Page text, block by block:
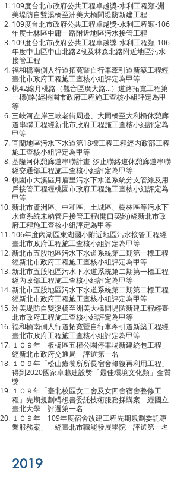
109度台北市政府公共工程卓越獎-水利工程類-洲
美堤防自雙溪橋至洲美大橋間堤防新建工程
109度台北市政府公共工程卓越獎-水利工程類-106
年度士林區中庸一路附近地區污水接管工程
109度台北市政府公共工程卓越獎-水利工程類-106
年度中山區中山北路2段及林森北路附近地區污水
接管工程
福和橋南側人行道拓寬暨自行車牽引道新築工程經
臺北市政府工程施工查核小組評定為甲等
桃42線月桃路（觀音區廣大路...）道路拓寬工程第
一標(略)經桃園市政府工程施工查核小組評定為甲
等
三峽河左岸三峽老街周邊、大同橋至大利橋休憩廊
道串聯工程經新北市政府工程施工查核小組評定為
甲等
宜蘭地區污水下水道第18標工程工程經內政部工程
施工查核小組評定為甲等
基隆河休憩廊道串聯計畫-汐止聯絡道休憩廊道串聯
經交通部工程施工查核小組評定為甲等
桃園市大溪區月眉里污水下水道系統分支管線及用
戶接管工程經桃園市政府工程施工查核小組評定為
甲等
新北市蘆洲區、中和區、土城區、樹林區等污水下
水道系統未納管戶接管工程(開口契約)經新北市政
府工程施工查核小組評定為甲等
106年度內湖區東湖國小附近地區污水接管工程經
臺北市政府工程施工查核小組評定為甲等
新北市五股地區污水下水道系統第二期第一標工程
經新北市政府工程施工查核小組評定為甲等
新北市五股地區污水下水道系統第二期第一標工程
經內政部工程施工查核小組評定為甲等
新北市五股地區污水下水道系統第二期第二標工程
經新北市政府工程施工查核小組評定為甲等
洲美堤防自雙溪橋至洲美大橋間堤防新建工程經臺
北市政府工程施工查核小組評定為甲等
福和橋南側人行道拓寬暨自行車牽引道新築工程經
臺北市政府工程施工查核小組評定為甲等
１０９年「板橋區五權公園停車場新建統包工程」
經新北市政府交通局 評選第一名
１０９年「松山療養所所長宿舍修復再利用工程」
得到2020國家卓越建設獎「最佳環境文化類」金質
獎
１０９年「臺北校區女二舍及女四舍宿舍整修工
程」先期規劃構想書委託技術服務採購案 經國立
臺北大學 評選第一名
１０９年「109年度宿舍改建工程先期規劃委託專
業服務案」 經臺北市職能發展學院 評選第一名
2019